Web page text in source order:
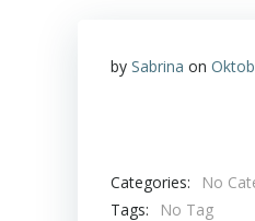
by Sabrina on
Categories:
No
Tags:
No Tag